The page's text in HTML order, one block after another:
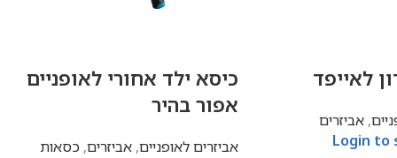
לאייפד
, אביזרים
Login to
כיסא ילד אחורי לאופניים
אפור בהיר
אביזרים לאופניים,אביזרים,כסאות